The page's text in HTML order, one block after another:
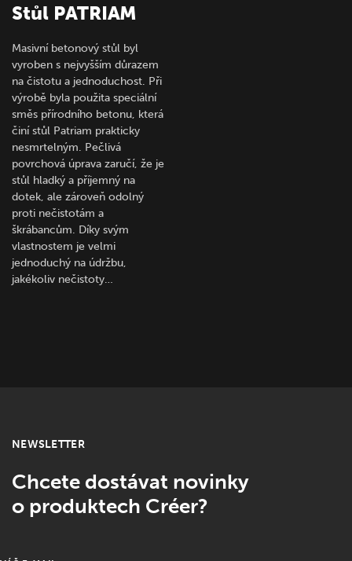
Stůl PATRIAM
Masivní betonový stůl byl
vyroben s nejvyšším důrazem
na čistotu a jednoduchost. Při
výrobě byla použita speciální
směs přírodního betonu, která
činí stůl Patriam prakticky
nesmrtelným. Pečlivá
povrchová úprava zaručí, že je
stůl hladký a příjemný na
dotek, ale zároveň odolný
proti nečistotám a
škrábancům. Díky svým
vlastnostem je velmi
jednoduchý na údržbu,
jakékoliv nečistoty…
NEWSLETTER
Chcete dostávat novinky
o produktech Créer?